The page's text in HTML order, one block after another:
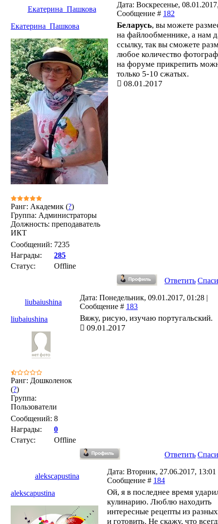
Екатерина_Пашкова
Дата: Воскресенье,
Сообщение # 182
Екатерина_Пашкова
Ранг: Академик (?)
Группа: Администраторы
Должность: преподаватель
ИКТ
Сообщений: 7235
Награды:
285
Статус:
Offline
Беларусь, вы можете
на файлообменнике, а нам
ссылку, так вы сможете
любое количество
на форуме прикрепить
только 5-10 сжатых.
08.01.2017
Ответить
liubaiushina
Дата: Понедельник, 09.01.2017, 01:28 |
Сообщение # 183
liubaiushina
Ранг: Дошколенок
(?)
Группа:
Пользователи
Сообщений: 8
Награды:
0
Статус:
Offline
Вяжу, рисую, изучаю португальский.
09.01.2017
Ответить
alekscapustina
Дата: Вторник, 27.06.2017, 13:01
Сообщение # 184
alekscapustina
Ой, я в последнее время
кулинарию. Люблю находить
интересные рецепты из
и готовить. Не скажу, что